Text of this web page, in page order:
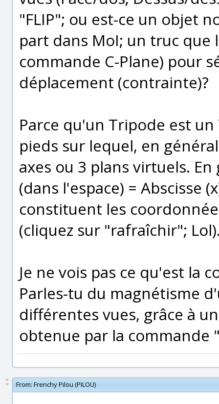
"FLIP"; ou est-ce un objet
part dans MoI; un truc que
commande C-Plane) pour
déplacement (contrainte)?
Parce qu'un Tripode est un
pieds sur lequel, en
axes ou 3 plans virtuels.
(dans l'espace) = Abscisse
constituent les
(cliquez sur "rafraîchir";
Je ne vois pas ce qu'est la
Parles-tu du magnétisme
différentes vues, grâce à
obtenue par la commande
From: Frenchy Pilou (PILOU)